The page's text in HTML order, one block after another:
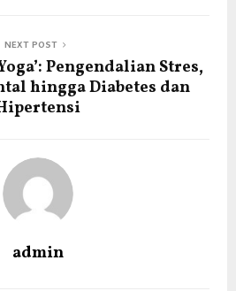
NEXT POST
Pengendalian Stres,
hingga Diabetes dan
admin